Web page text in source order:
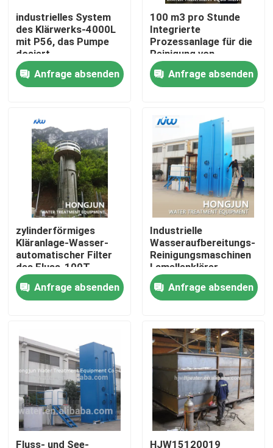
Produkte
Über uns
Fabrik-Ausflug
Qualitätskontrolle
Treten Sie mit uns in Verbindung
Fälle
Brauchwasserreinigungsausrüstung
Umkehr-Osmose-Wasseraufbereitungs-Ausrüstung
industrielles System
des Klärwerks-4000L
mit P56, das Pumpe
dosiert
Anfrage absenden
100 m3 pro Stunde
Integrierte
Prozessanlage für die
Reinigung von
Flusswasser
Anfrage absenden
zylinderförmiges
Kläranlage-Wasser-
automatischer Filter
des Fluss-100T
Anfrage absenden
Industrielle
Wasseraufbereitungs-
Reinigungsmaschinen
Lamellenklärer
GerätAnfrage absenden
Fluss- und See- HJW15120019